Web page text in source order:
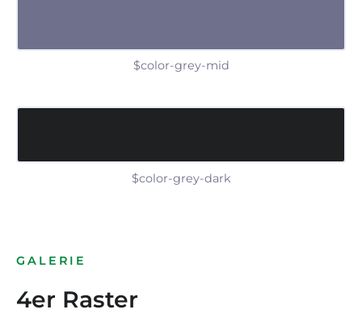
$color-grey-mid
$color-grey-dark
GALERIE
4er Raster